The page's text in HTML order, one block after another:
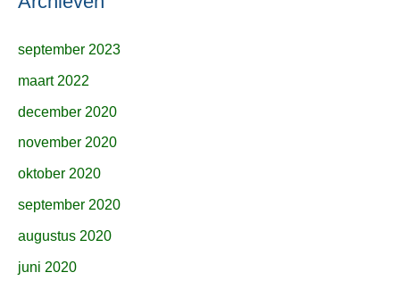
september 2023
maart 2022
december 2020
november 2020
oktober 2020
september 2020
augustus 2020
juni 2020